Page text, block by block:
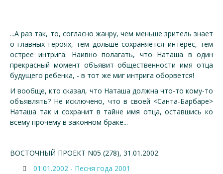
...А раз так, то, согласно жанру, чем меньше зритель знает
о главных героях, тем дольше сохраняется интерес, тем
острее интрига. Наивно полагать, что Наташа в один
прекрасный момент объявит общественности имя отца
будущего ребенка, - в тот же миг интрига оборвется!
И вообще, кто сказал, что Наташа должна что-то кому-то
объявлять? Не исключено, что в своей <Санта-Барбаре>
Наташа так и сохранит в тайне имя отца, оставшись ко
всему прочему в законном браке...
ВОСТОЧНЫЙ ПРОЕКТ N05 (278), 31.01.2002
01.01.2002 - Песня года 2001